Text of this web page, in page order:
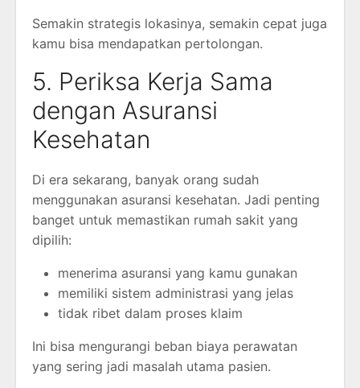
Semakin strategis lokasinya, semakin cepat juga
kamu bisa mendapatkan pertolongan.
5. Periksa Kerja Sama
dengan Asuransi
Kesehatan
Di era sekarang, banyak orang sudah
menggunakan asuransi kesehatan. Jadi penting
banget untuk memastikan rumah sakit yang
dipilih:
menerima asuransi yang kamu gunakan
memiliki sistem administrasi yang jelas
tidak ribet dalam proses klaim
Ini bisa mengurangi beban biaya perawatan
yang sering jadi masalah utama pasien.